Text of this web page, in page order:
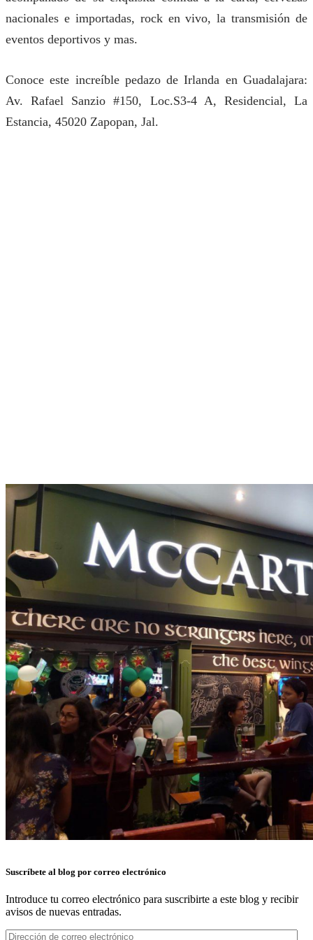
nacionales e importadas, rock en vivo, la transmisión de
eventos deportivos y mas.
Conoce este increíble pedazo de Irlanda en Guadalajara:
Av. Rafael Sanzio #150, Loc.S3-4 A, Residencial, La
Estancia, 45020 Zapopan, Jal.
Suscríbete al blog por correo electrónico
Introduce tu correo electrónico para suscribirte a este blog y recibir
avisos de nuevas entradas.
Dirección